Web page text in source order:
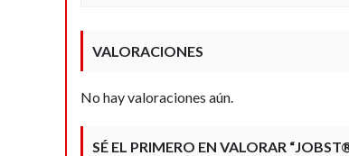
VALORACIONES
No hay valoraciones aún.
SÉ EL PRIMERO EN VALORAR